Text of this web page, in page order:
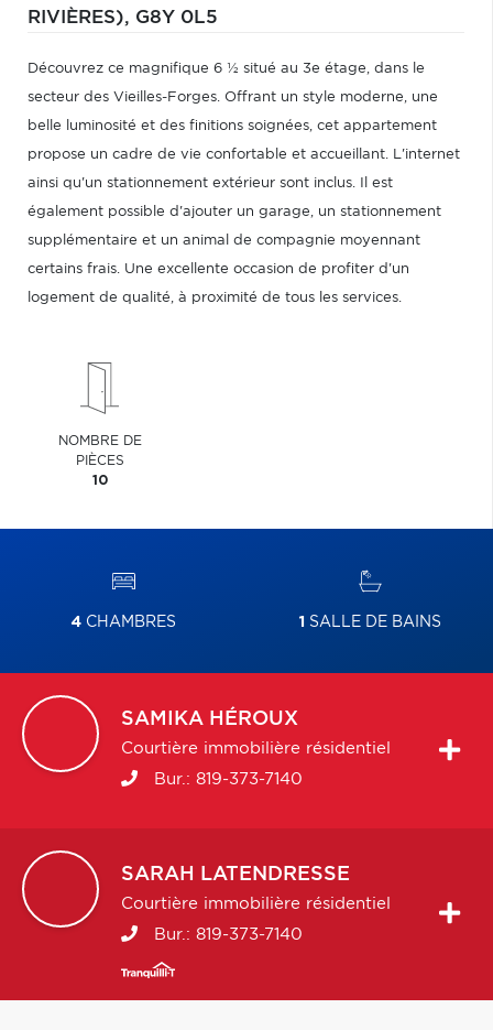
RIVIÈRES), G8Y 0L5
Découvrez ce magnifique 6 ½ situé au 3e étage, dans le
secteur des Vieilles-Forges. Offrant un style moderne, une
belle luminosité et des finitions soignées, cet appartement
propose un cadre de vie confortable et accueillant. L'internet
ainsi qu'un stationnement extérieur sont inclus. Il est
également possible d'ajouter un garage, un stationnement
supplémentaire et un animal de compagnie moyennant
certains frais. Une excellente occasion de profiter d'un
logement de qualité, à proximité de tous les services.
NOMBRE DE
PIÈCES
10
4 CHAMBRES 1 SALLE DE BAINS
SAMIKA HÉROUX
Courtière immobilière résidentiel
Bur.: 819-373-7140
SARAH LATENDRESSE
Courtière immobilière résidentiel
Bur.: 819-373-7140